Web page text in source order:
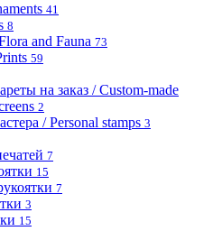
41
8
and Fauna 73
59
на заказ / Custom-made
2
/ Personal stamps 3
7
15
7
3
15